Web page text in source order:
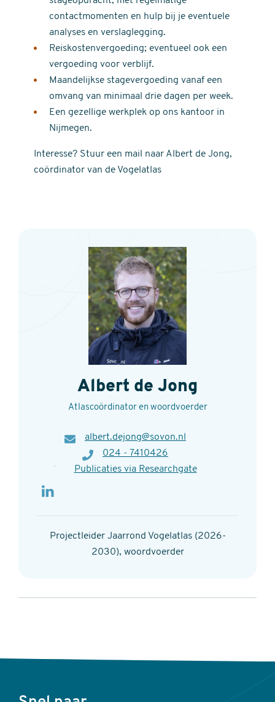
contactmomenten en hulp bij je eventuele
analyses en verslaglegging.
Reiskostenvergoeding; eventueel ook een
vergoeding voor verblijf.
Maandelijkse stagevergoeding vanaf een
omvang van minimaal drie dagen per week.
Een gezellige werkplek op ons kantoor in
Nijmegen.
Interesse? Stuur een mail naar Albert de Jong,
coördinator van de Vogelatlas
Albert de Jong
Atlascoördinator en woordvoerder
E-
albert.dejong@sovon.nl
Telefoon024 - 7410426
Publicaties via Researchgate
Projectleider Jaarrond Vogelatlas (2026-
2030), woordvoerder